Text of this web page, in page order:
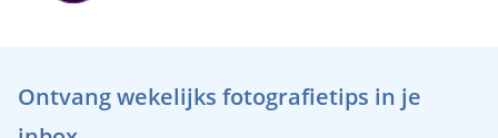
Ontvang wekelijks fotografietips in je